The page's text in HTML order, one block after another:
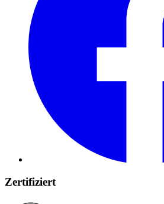
Zertifiziert